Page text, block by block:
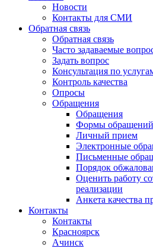
Новости
Контакты для СМИ
Обратная связь
Обратная связь
Часто задаваемые
Задать вопрос
Консультация по
Контроль качества
Опросы
Обращения
Обращения
Формы обращений
Личный прием
Электронные
Письменные
Порядок
Оценить работу
реализации
Анкета качества
Контакты
Контакты
Красноярск
Ачинск